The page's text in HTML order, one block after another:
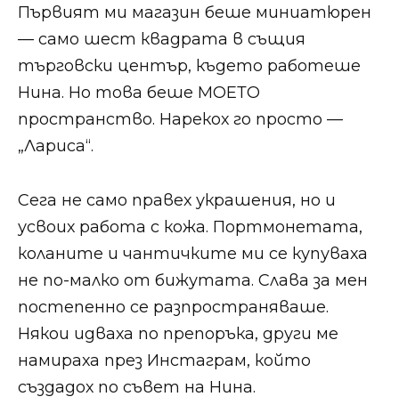
Първият ми магазин беше миниатюрен
— само шест квадрата в същия
търговски център, където работеше
Нина. Но това беше МОЕТО
пространство. Нарекох го просто —
„Лариса“.
Сега не само правех украшения, но и
усвоих работа с кожа. Портмонетата,
коланите и чантичките ми се купуваха
не по-малко от бижутата. Слава за мен
постепенно се разпространяваше.
Някои идваха по препоръка, други ме
намираха през Инстаграм, който
създадох по съвет на Нина.